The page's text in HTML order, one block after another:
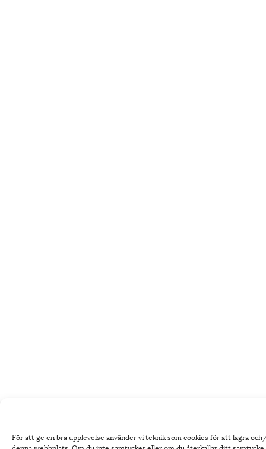
För att ge en bra upplevelse använder vi teknik som cookies för att lagra